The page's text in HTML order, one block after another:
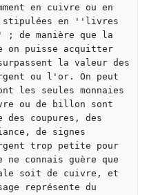
en cuivre ou en
stipulées en ''livres
de manière que la
on puisse acquitter
la valeur des
ou l'or. On peut
les seules monnaies
ou de billon sont
des coupures, des
de signes
trop petite pour
ne connais guère que
soit de cuivre, et
représente du